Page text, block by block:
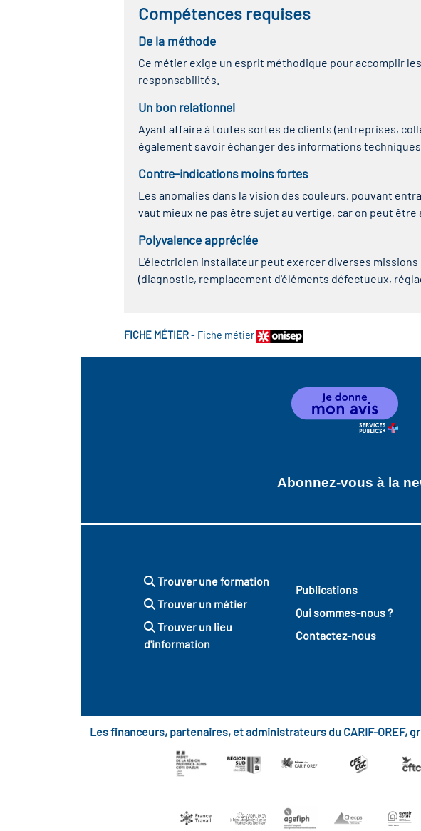
Compétences requises
De la méthode
Ce métier exige un esprit méthodique pour accomplir
responsabilités.
Un bon relationnel
Ayant affaire à toutes sortes de clients (entreprises,
également savoir échanger des informations
Contre-indications moins fortes
Les anomalies dans la vision des couleurs, pouvant
vaut mieux ne pas être sujet au vertige, car on peut être
Polyvalence appréciée
L'électricien installateur peut exercer diverses
(diagnostic, remplacement d'éléments défectueux,
FICHE MÉTIER- Fiche métier
Abonnez-vous à la
Trouver une formation
Trouver un métier
Trouver un lieu
d'information
Publications
Qui sommes-nous ?
Contactez-nous
Les financeurs, partenaires, et administrateurs du CARIF-OREF,